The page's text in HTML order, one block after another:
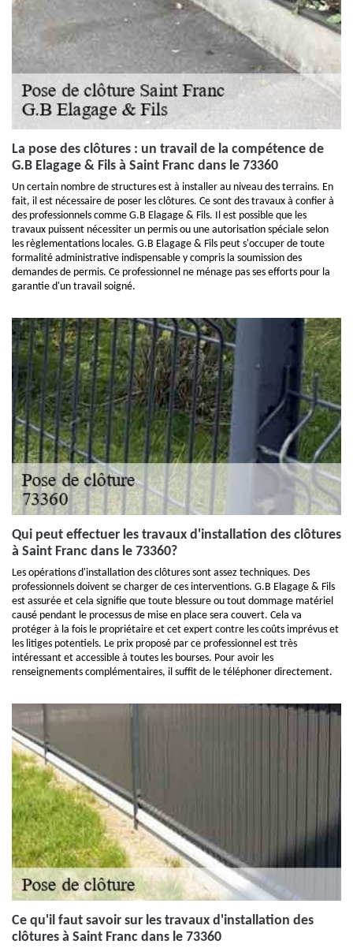
La pose des clôtures : un travail de la compétence de
G.B Elagage & Fils à Saint Franc dans le 73360
Un certain nombre de structures est à installer au niveau des terrains. En
fait, il est nécessaire de poser les clôtures. Ce sont des travaux à confier à
des professionnels comme G.B Elagage & Fils. Il est possible que les
travaux puissent nécessiter un permis ou une autorisation spéciale selon
les règlementations locales. G.B Elagage & Fils peut s'occuper de toute
formalité administrative indispensable y compris la soumission des
demandes de permis. Ce professionnel ne ménage pas ses efforts pour la
garantie d'un travail soigné.
Qui peut effectuer les travaux d'installation des clôtures
à Saint Franc dans le 73360?
Les opérations d'installation des clôtures sont assez techniques. Des
professionnels doivent se charger de ces interventions. G.B Elagage & Fils
est assurée et cela signifie que toute blessure ou tout dommage matériel
causé pendant le processus de mise en place sera couvert. Cela va
protéger à la fois le propriétaire et cet expert contre les coûts imprévus et
les litiges potentiels. Le prix proposé par ce professionnel est très
intéressant et accessible à toutes les bourses. Pour avoir les
renseignements complémentaires, il suffit de le téléphoner directement.
Ce qu'il faut savoir sur les travaux d'installation des
clôtures à Saint Franc dans le 73360